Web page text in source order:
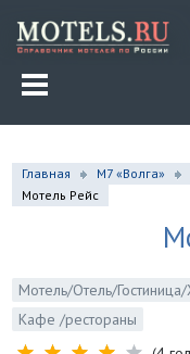
Главная М7 «Волга»
Мотель Рейс
Мотель/Отель/Гостиница/
Кафе /рестораны